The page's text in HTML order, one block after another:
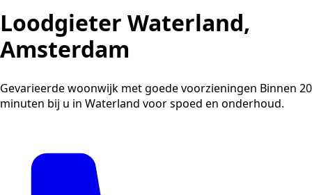
Loodgieter Waterland,
Amsterdam
Gevarieerde woonwijk met goede voorzieningen Binnen 20
minuten bij u in Waterland voor spoed en onderhoud.